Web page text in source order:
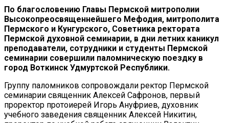
По благословению Главы Пермской митрополии
Высокопреосвященнейшего Мефодия, митрополита
Пермского и Кунгурского, Советника ректората
Пермской духовной семинарии, в дни летних каникул
преподаватели, сотрудники и студенты Пермской
семинарии совершили паломническую поездку в
город Воткинск Удмуртской Республики.
Группу паломников сопровождали ректор Пермской
семинарии священник Алексей Сафронов, первый
проректор протоиерей Игорь Ануфриев, духовник
учебного заведения священник Алексей Никитин,